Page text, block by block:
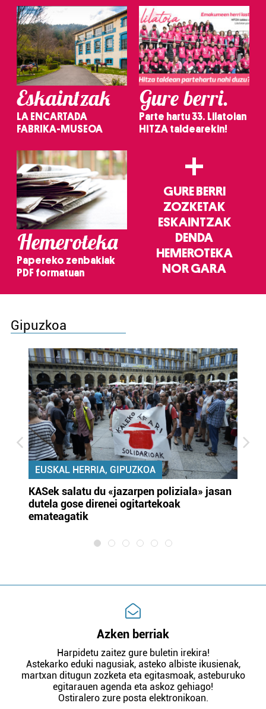
Eskaintzak
LA ENCARTADA
FABRIKA-MUSEOA
Gure berri.
Parte hartu 33. Lilatoian
HITZA taldearekin!
Hemeroteka
Papereko zenbakiak
PDF formatuan
+
GURE BERRI
ZOZKETAK
ESKAINTZAK
DENDA
HEMEROTEKA
NOR GARA
Gipuzkoa
EUSKAL HERRIA, GIPUZKOA
KASek salatu du «jazarpen poliziala» jasan
dutela gose direnei ogitartekoak
emateagatik
Azken berriak
Harpidetu zaitez gure buletin irekira!
Astekarko eduki nagusiak, asteko albiste ikusienak,
martxan ditugun zozketa eta egitasmoak, asteburuko
egitarauen agenda eta askoz gehiago!
Ostiralero zure posta elektronikoan.